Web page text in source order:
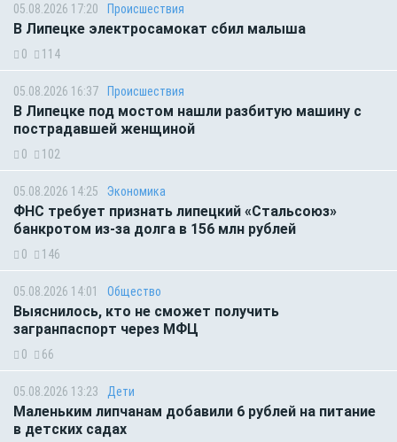
05.08.2026 17:20 Происшествия
В Липецке электросамокат сбил малыша
0 114
05.08.2026 16:37 Происшествия
В Липецке под мостом нашли разбитую машину с
пострадавшей женщиной
0 102
05.08.2026 14:25 Экономика
ФНС требует признать липецкий «Стальсоюз»
банкротом из-за долга в 156 млн рублей
0 146
05.08.2026 14:01 Общество
Выяснилось, кто не сможет получить
загранпаспорт через МФЦ
0 66
05.08.2026 13:23 Дети
Маленьким липчанам добавили 6 рублей на питание
в детских садах